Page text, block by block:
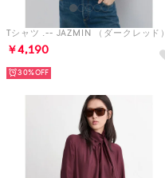
Tシャツ .-- JAZMIN （ダークレッド）
￥4,190
30%